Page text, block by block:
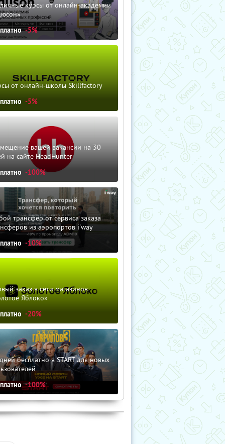
курсы от онлайн-академии
-5%
от онлайн-школы Skillfactory
-5%
вашей вакансии на 30
на сайте HeadHunter
-100%
трансфер от сервиса заказа
из аэропортов i'way
-10%
заказ в сети магазинов
Яблоко»
-20%
бесплатно в START для новых
-100%